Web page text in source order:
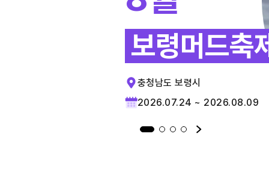
보령머드축
충청남도 보령시
2026.07.24 ~ 2026.08.09